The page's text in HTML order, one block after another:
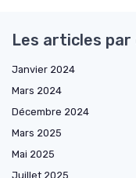
Les articles par
Janvier 2024
Mars 2024
Décembre 2024
Mars 2025
Mai 2025
Juillet 2025